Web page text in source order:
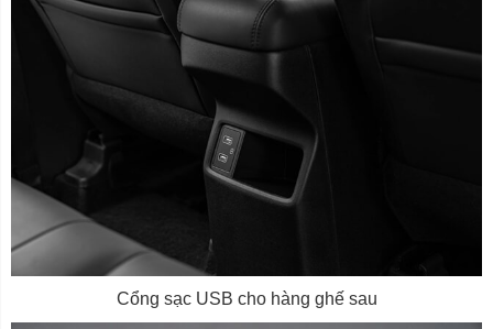
Cổng sạc USB cho hàng ghế sau